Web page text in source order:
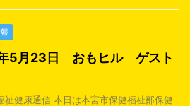
5月23日 おもヒル ゲスト
健康通信 本日は本宮市保健福祉部保健